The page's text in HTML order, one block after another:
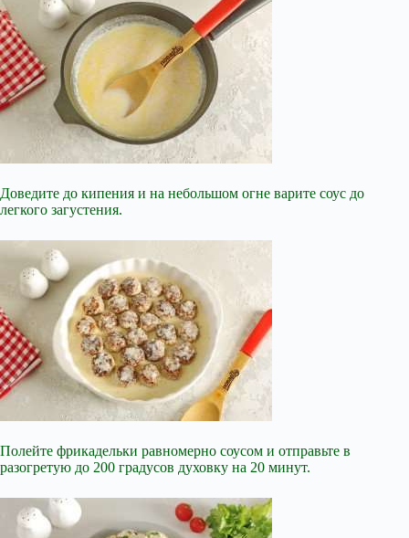
Доведите до кипения и на небольшом огне варите соус до
легкого загустения.
Полейте фрикадельки равномерно соусом и отправьте в
разогретую до 200 градусов духовку на 20 минут.